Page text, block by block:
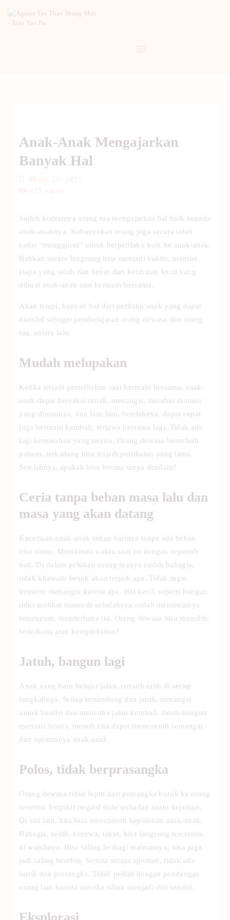
PUTI
GALERI
HUBUNGI KAMI
Anak-Anak Mengajarkan
Banyak Hal
Sudah kodratnya orang tua mengajarkan hal baik kepada
anak-anaknya. Kebanyakan orang juga secara tidak
sadar “menggurui” untuk berperilaku baik ke anak-anak.
Bahkan secara langsung bisa menjadi hakim, menilai
siapa yang salah dan benar dari keributan kecil yang
dibuat anak-anak saat bermain bersama.
Akan tetapi, banyak hal dari perilaku anak yang dapat
diambil sebagai pembelajaran orang dewasa dan orang
tua, antara lain:
Mudah melupakan
Ketika terjadi perselisihan saat bermain bersama, anak-
anak dapat bereaksi teriak, menangis, merebut mainan
yang dimaunya, dan lain-lain. Setelahnya, dapat cepat
juga bermain kembali, tertawa bersama lagi. Tidak ada
lagi kemarahan yang tersisa. Orang dewasa berselisih
paham, terkadang bisa terjadi pertikaian yang lama.
Setelahnya, apakah bisa bersua tanpa dendam?
Ceria tanpa beban masa lalu dan
masa yang akan datang
Keceriaan anak-anak setiap harinya tanpa ada beban
bisa ditiru. Menikmati waktu saat ini dengan sepenuh
hati. Di dalam pelukan orang tuanya sudah bahagia,
tidak khawatir besok akan terjadi apa. Tidak ingat
kemarin menangis karena apa. Hal kecil, seperti bangun
tidur melihat mama di sebelahnya sudah membuatnya
tersenyum, sesederhana itu. Orang dewasa bisa memilih,
sederhana atau kompleksitas?
Jatuh, bangun lagi
Anak yang baru belajar jalan, tertatih-tatih di setiap
langkahnya. Setiap tersandung dan jatuh, semangat
untuk berdiri dan mencoba jalan kembali. Jatuh-bangun
merintis bisnis, meraih cita dapat mencontoh semangat
dan optimisnya anak-anak.
Polos, tidak berprasangka
Orang dewasa tidak luput dari prasangka buruk ke orang
tertentu, berpikir negatif dulu terhadap suatu kejadian.
Di sisi lain, kita bisa mencontoh kepolosan anak-anak.
Bahagia, sedih, kecewa, takut, bisa langsung tercermin
di wajahnya. Bisa saling berbagi mainannya, bisa juga
jadi saling berebut. Semua secara spontan, tidak ada
intrik dan prasangka. Tidak peduli dengan pandangan
orang lain karena mereka sibuk menjadi diri sendiri.